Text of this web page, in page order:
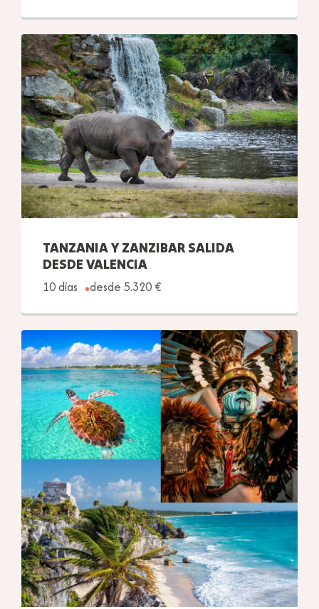
TANZANIA Y ZANZIBAR SALIDA
DESDE VALENCIA
10 días
desde 5.320 €